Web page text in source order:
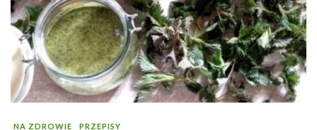
NA ZDROWIE PRZEPISY